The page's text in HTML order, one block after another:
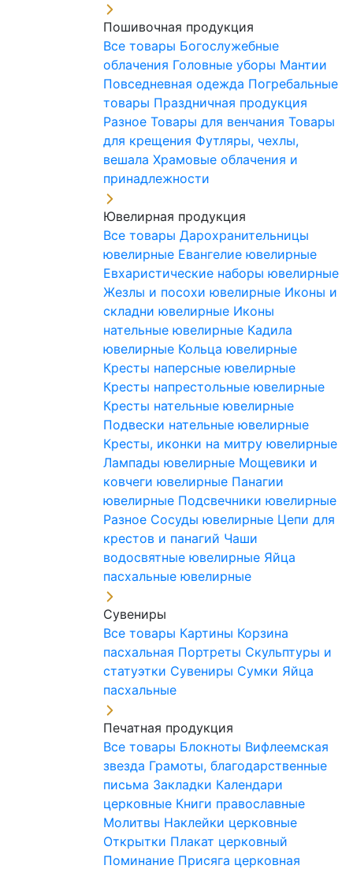
Пошивочная продукция
Все товары Богослужебные
облачения Головные уборы Мантии
Повседневная одежда Погребальные
товары Праздничная продукция
Разное Товары для венчания Товары
для крещения Футляры, чехлы,
вешала Храмовые облачения и
принадлежности
Ювелирная продукция
Все товары Дарохранительницы
ювелирные Евангелие ювелирные
Евхаристические наборы ювелирные
Жезлы и посохи ювелирные Иконы и
складни ювелирные Иконы
нательные ювелирные Кадила
ювелирные Кольца ювелирные
Кресты наперсные ювелирные
Кресты напрестольные ювелирные
Кресты нательные ювелирные
Подвески нательные ювелирные
Кресты, иконки на митру ювелирные
Лампады ювелирные Мощевики и
ковчеги ювелирные Панагии
ювелирные Подсвечники ювелирные
Разное Сосуды ювелирные Цепи для
крестов и панагий Чаши
водосвятные ювелирные Яйца
пасхальные ювелирные
Сувениры
Все товары Картины Корзина
пасхальная Портреты Скульптуры и
статуэтки Сувениры Сумки Яйца
пасхальные
Печатная продукция
Все товары Блокноты Вифлеемская
звезда Грамоты, благодарственные
письма Закладки Календари
церковные Книги православные
Молитвы Наклейки церковные
Открытки Плакат церковный
Поминание Присяга церковная